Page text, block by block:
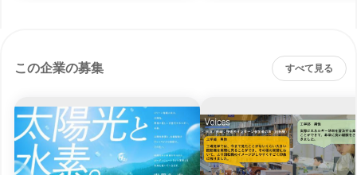
この企業の募集 すべて見る